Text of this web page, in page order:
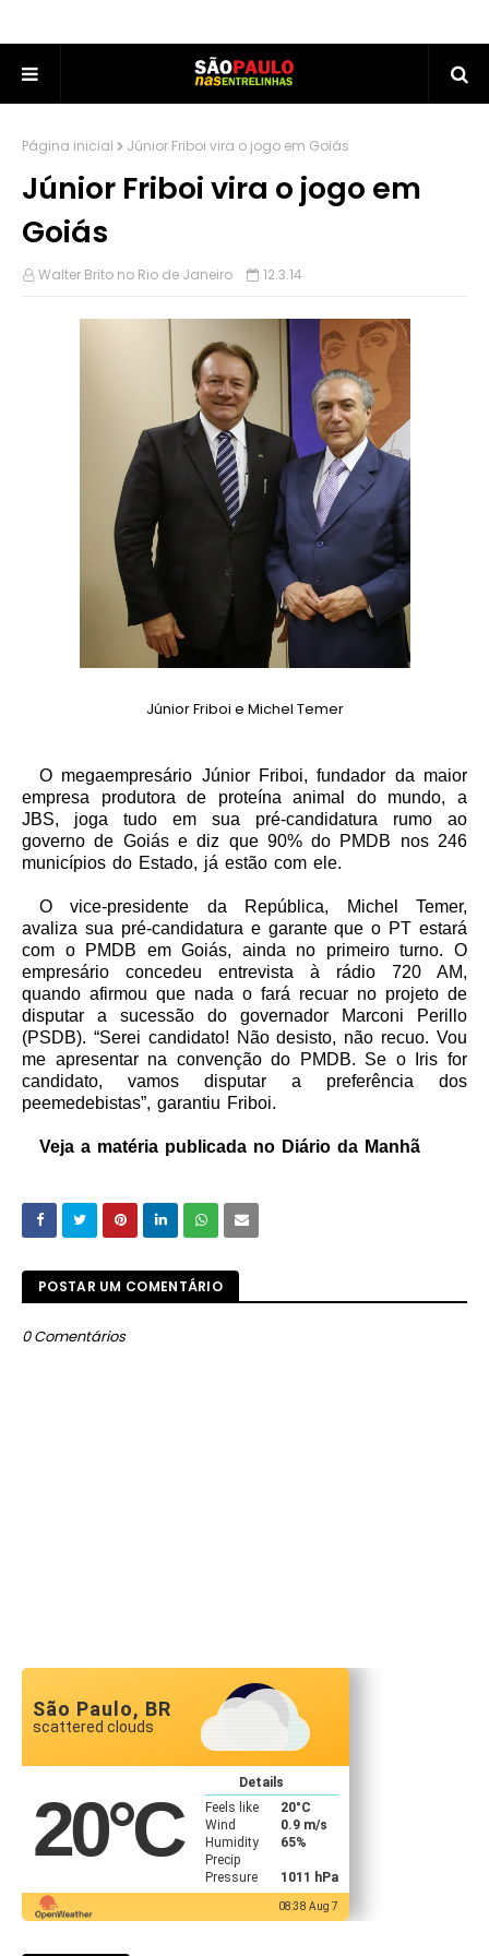
Página inicial Júnior Friboi vira o jogo em Goiás
Júnior Friboi vira o jogo em
Goiás
Walter Brito no Rio de Janeiro 12.3.14
Júnior Friboi e Michel Temer
O megaempresário Júnior Friboi, fundador da maior
empresa produtora de proteína animal do mundo, a
JBS, joga tudo em sua pré-candidatura rumo ao
governo de Goiás e diz que 90% do PMDB nos 246
municípios do Estado, já estão com ele.
O vice-presidente da República, Michel Temer,
avaliza sua pré-candidatura e garante que o PT estará
com o PMDB em Goiás, ainda no primeiro turno. O
empresário concedeu entrevista à rádio 720 AM,
quando afirmou que nada o fará recuar no projeto de
disputar a sucessão do governador Marconi Perillo
(PSDB). “Serei candidato! Não desisto, não recuo. Vou
me apresentar na convenção do PMDB. Se o Iris for
candidato, vamos disputar a preferência dos
peemedebistas”, garantiu Friboi.
Veja a matéria publicada no Diário da Manhã
POSTAR UM COMENTÁRIO
0 Comentários
São Paulo, BR
scattered clouds
20°C
Details
Feels like
20°C
Wind
0.9 m/s
Humidity
65%
Precip
Pressure
1011 hPa
08:38 Aug 7